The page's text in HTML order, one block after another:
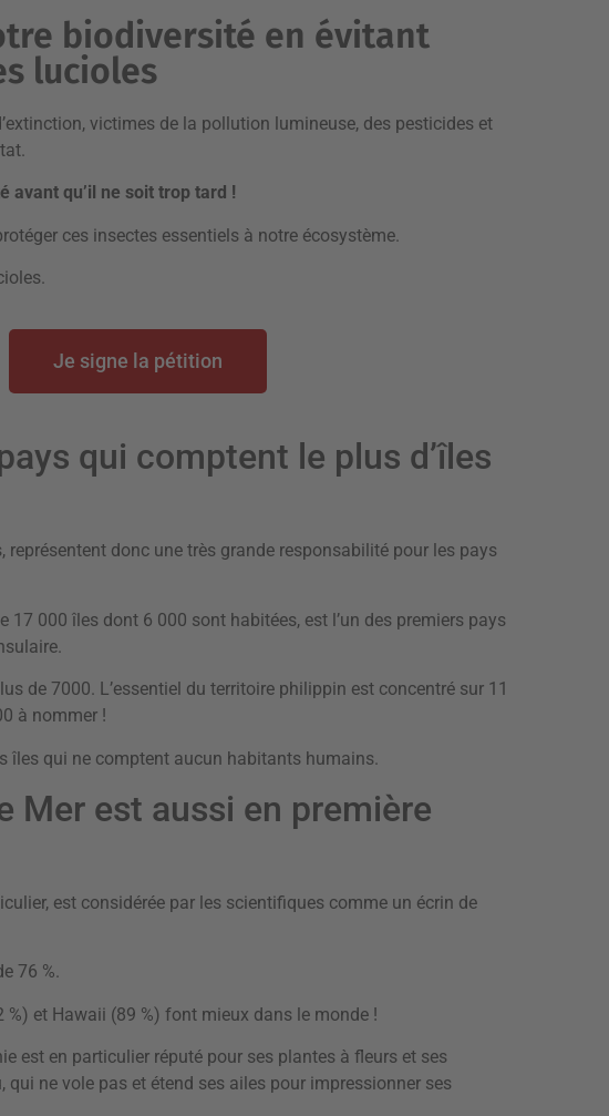
biodiversité en évitant
lucioles
victimes de la pollution lumineuse, des pesticides et
avant qu’il ne soit trop tard !
ces insectes essentiels à notre écosystème.
Je signe la pétition
qui comptent le plus d’îles
représentent donc une très grande responsabilité pour les pays
17 000 îles dont 6 000 sont habitées, est l’un des premiers pays
de 7000. L’essentiel du territoire philippin est concentré sur 11
à nommer !
îles qui ne comptent aucun habitants humains.
Mer est aussi en première
est considérée par les scientifiques comme un écrin de
76 %.
%) et Hawaii (89 %) font mieux dans le monde !
est en particulier réputé pour ses plantes à fleurs et ses
qui ne vole pas et étend ses ailes pour impressionner ses